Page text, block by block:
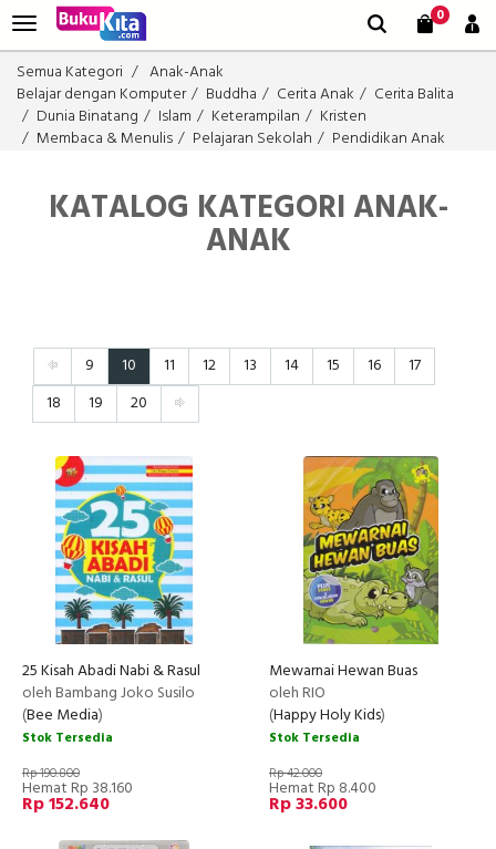
0
Semua Kategori
Anak-Anak
Belajar dengan Komputer
Buddha Cerita Anak
Cerita Balita
Dunia Binatang
Islam Keterampilan
Kristen
Membaca & Menulis
Pelajaran Sekolah Pendidikan Anak
KATALOG KATEGORI ANAK-
ANAK
9 10 11 12 13 14 15 16
17
18
19 20
25 Kisah Abadi Nabi & Rasul
oleh Bambang Joko Susilo
(Bee Media)
Stok Tersedia
Rp 190.800
Hemat Rp 38.160
Rp 152.640
Mewarnai Hewan Buas
oleh RIO
(Happy Holy Kids)
Stok Tersedia
Rp 42.000
Hemat Rp 8.400
Rp 33.600